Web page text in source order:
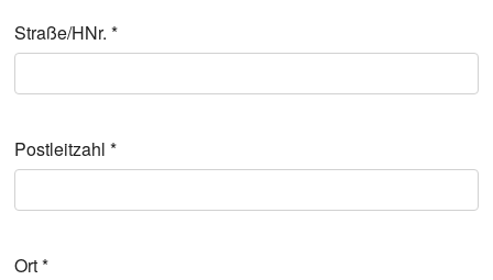
Straße/HNr. *
Post­leit­zahl *
Ort*